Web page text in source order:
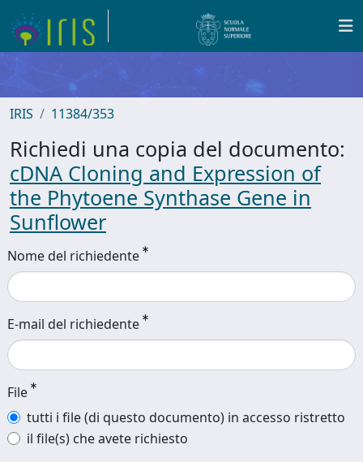
IRIS 11384/353
Richiedi una copia del documento:
cDNA Cloning and Expression of
the Phytoene Synthase Gene in
Sunflower
Nome del richiedente
E-mail del richiedente
File
tutti i file (di questo documento) in accesso ristretto
il file(s) che avete richiesto